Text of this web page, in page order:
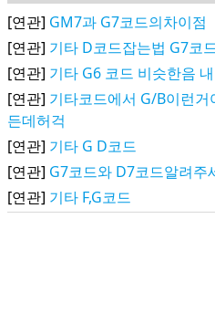
[연관] GM7과 G7코드의차이점
[연관] 기타 D코드잡는법 G7코
[연관] 기타 G6 코드 비슷한음
[연관] 기타코드에서 G/B이런거
든데허걱
[연관] 기타 G D코드
[연관] G7코드와 D7코드알려주
[연관] 기타 F,G코드